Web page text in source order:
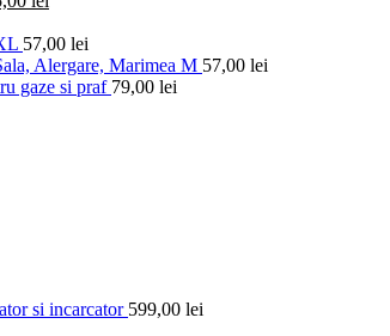
57,00 lei
Alergare, Marimea M 57,00 lei
gaze si praf 79,00 lei
si incarcator 599,00 lei